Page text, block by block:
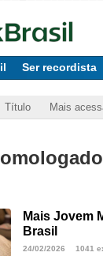
Ser recordista
Título Mais
Mais Jovem
Brasil
24/02/2026 1041